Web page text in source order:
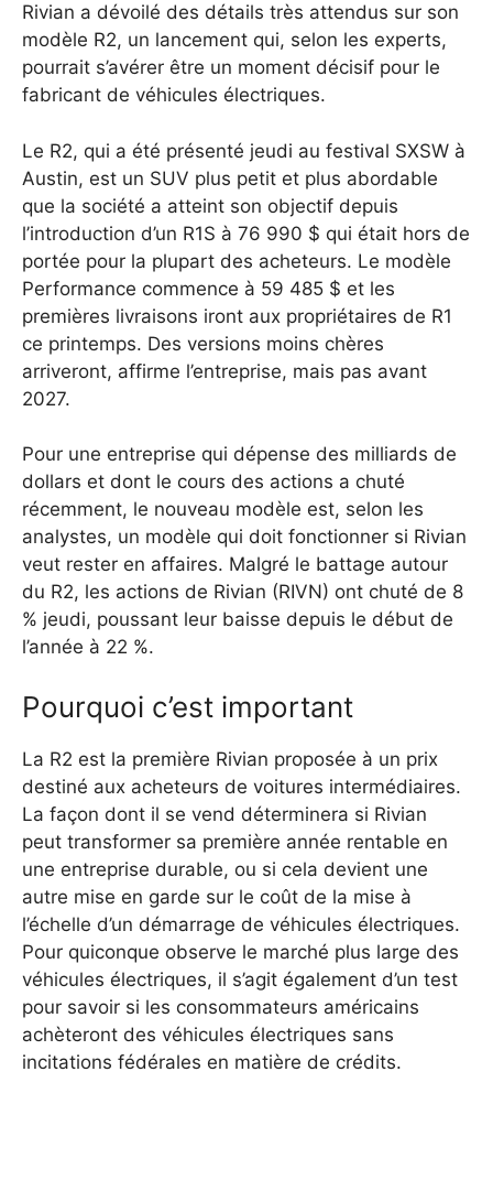
Rivian a dévoilé des détails très attendus sur son
modèle R2, un lancement qui, selon les experts,
pourrait s’avérer être un moment décisif pour le
fabricant de véhicules électriques.
Le R2, qui a été présenté jeudi au festival SXSW à
Austin, est un SUV plus petit et plus abordable
que la société a atteint son objectif depuis
l’introduction d’un R1S à 76 990 $ qui était hors de
portée pour la plupart des acheteurs. Le modèle
Performance commence à 59 485 $ et les
premières livraisons iront aux propriétaires de R1
ce printemps. Des versions moins chères
arriveront, affirme l’entreprise, mais pas avant
2027.
Pour une entreprise qui dépense des milliards de
dollars et dont le cours des actions a chuté
récemment, le nouveau modèle est, selon les
analystes, un modèle qui doit fonctionner si Rivian
veut rester en affaires. Malgré le battage autour
du R2, les actions de Rivian (RIVN) ont chuté de 8
% jeudi, poussant leur baisse depuis le début de
l’année à 22 %.
Pourquoi c’est important
La R2 est la première Rivian proposée à un prix
destiné aux acheteurs de voitures intermédiaires.
La façon dont il se vend déterminera si Rivian
peut transformer sa première année rentable en
une entreprise durable, ou si cela devient une
autre mise en garde sur le coût de la mise à
l’échelle d’un démarrage de véhicules électriques.
Pour quiconque observe le marché plus large des
véhicules électriques, il s’agit également d’un test
pour savoir si les consommateurs américains
achèteront des véhicules électriques sans
incitations fédérales en matière de crédits.